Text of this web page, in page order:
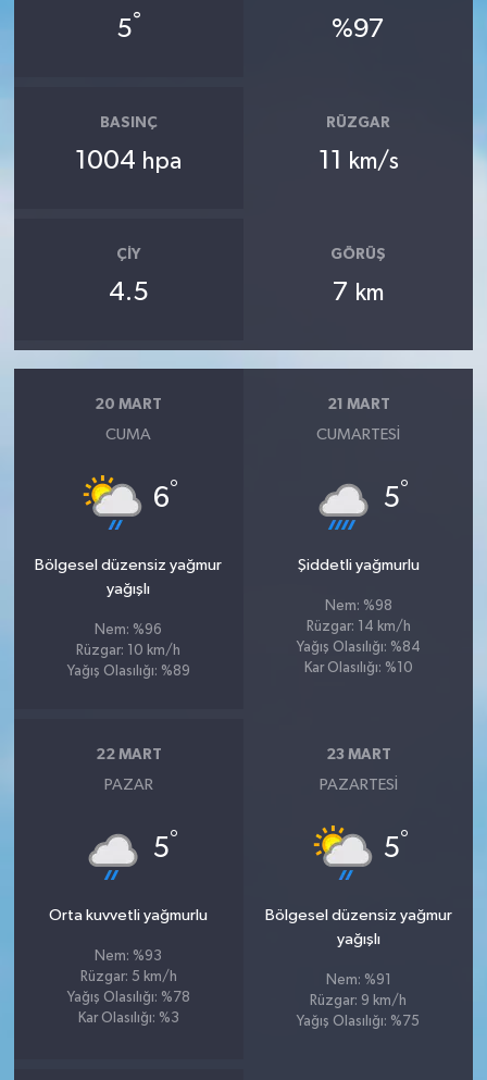
5° %97
BASINÇ
1004 hpa
RÜZGAR
11 km/s
ÇIY
4.5
GÖRÜŞ
7 km
20 MART
CUMA
6°
Bölgesel düzensiz yağmur
yağışlı
Nem: %96
Rüzgar: 10 km/h
Yağış Olasılığı: %89
21 MART
CUMARTESI
5°
Şiddetli yağmurlu
Nem: %98
Rüzgar: 14 km/h
Yağış Olasılığı: %84
Kar Olasılığı: %10
22 MART
PAZAR
5°
Orta kuvvetli yağmurlu
Nem: %93
Rüzgar: 5 km/h
Yağış Olasılığı: %78
Kar Olasılığı: %3
23 MART
PAZARTESI
5°
Bölgesel düzensiz yağmur
yağışlı
Nem: %91
Rüzgar: 9 km/h
Yağış Olasılığı: %75